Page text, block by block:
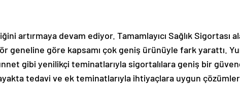
artırmaya devam ediyor. Tamamlayıcı Sağlık Sigortası
geneline göre kapsamı çok geniş ürünüyle fark yarattı.
gibi yenilikçi teminatlarıyla sigortalılara geniş bir
tedavi ve ek teminatlarıyla ihtiyaçlara uygun çözümler